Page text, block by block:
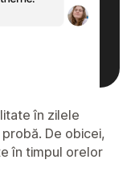
în zilele
De obicei,
în timpul orelor